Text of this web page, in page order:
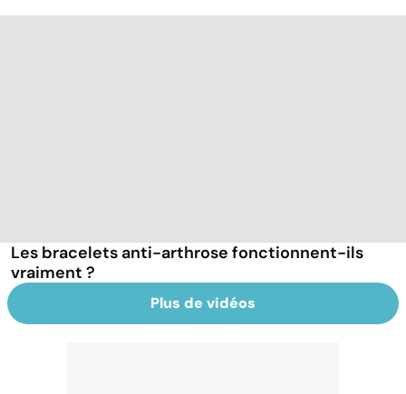
Les bracelets anti-arthrose fonctionnent-ils
vraiment ?
Plus de vidéos